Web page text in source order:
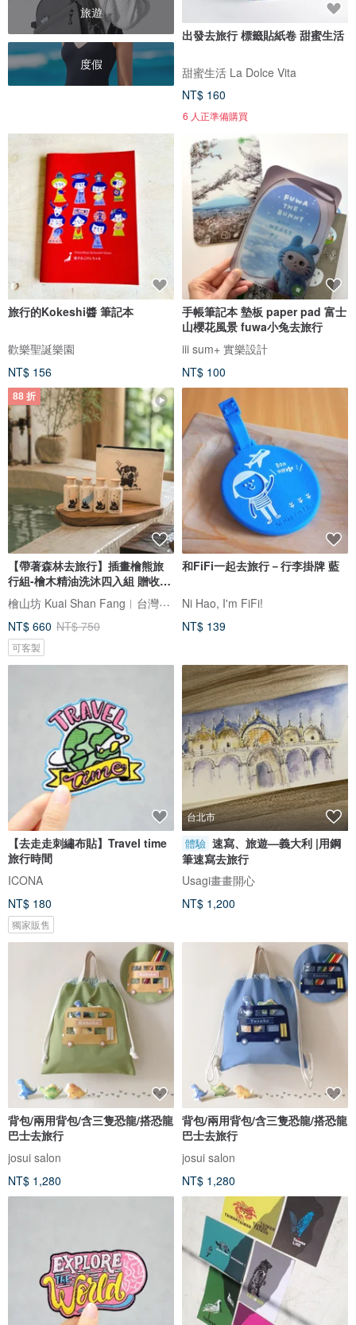
旅遊
度假
出發去旅行 標籤貼紙卷 甜蜜生活
甜蜜生活 La Dolce Vita
NT$ 160
6 人正準備購買
旅行的Kokeshi醬 筆記本
歡樂聖誕樂園
NT$ 156
手帳筆記本 墊板 paper pad 富士
山櫻花風景 fuwa小兔去旅行
iii sum+ 實樂設計
NT$ 100
88 折
【帶著森林去旅行】插畫檜熊旅
行組-檜木精油洗沐四入組 贈收納
袋
檜山坊 Kuai Shan Fang︱台灣檜木香氛領導品牌，療癒森林
NT$ 660 NT$ 750
可客製
和FiFi一起去旅行－行李掛牌 藍
Ni Hao, I'm FiFi!
NT$ 139
【去走走刺繡布貼】Travel time
旅行時間
ICONA
NT$ 180
獨家販售
台北市
體驗 速寫、旅遊—義大利 |用鋼
筆速寫去旅行
Usagi畫畫開心
NT$ 1,200
背包/兩用背包/含三隻恐龍/搭恐龍
巴士去旅行
josui salon
NT$ 1,280
背包/兩用背包/含三隻恐龍/搭恐龍
巴士去旅行
josui salon
NT$ 1,280